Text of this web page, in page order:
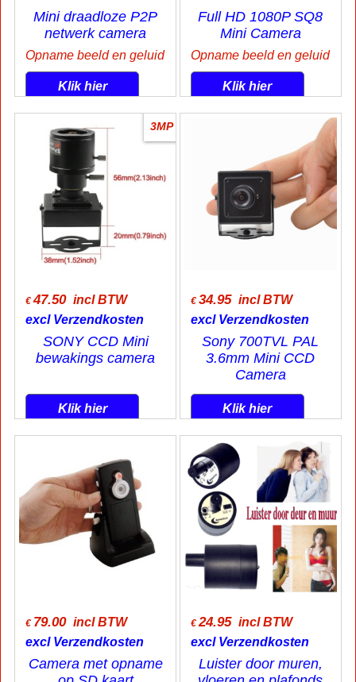
€ 49.00 incl BTW
excl Verzendkosten
Mini draadloze P2P
netwerk camera
Opname beeld en geluid
Klik hier
€ 29.95 incl BTW
excl Verzendkosten
Full HD 1080P SQ8
Mini Camera
Opname beeld en geluid
Klik hier
3MP
47.50 incl BTW
excl Verzendkosten
bewakings camera
Klik hier
34.95 incl BTW
excl Verzendkosten
Sony 700TVL PAL
3.6mm Mini CCD
Camera
Klik hier